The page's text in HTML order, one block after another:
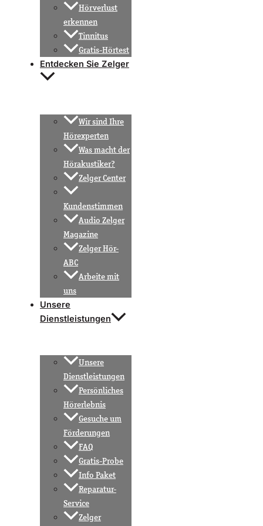
Hörverlust
erkennen
Tinnitus
Gratis-Hörtest
Entdecken Sie Zelger
Wir sind Ihre
Hörexperten
Was macht der
Hörakustiker?
Zelger Center
Kundenstimmen
Audio Zelger
Magazine
Zelger Hör-
ABC
Arbeite mit
uns
Unsere
Dienstleistungen
Unsere
Dienstleistungen
Persönliches
Hörerlebnis
Gesuche um
Förderungen
FAQ
Gratis-Probe
Info Paket
Reparatur-
Service
Zelger